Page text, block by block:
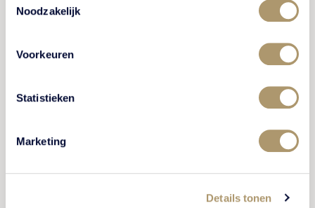
Noodzakelijk
Voorkeuren
Statistieken
Marketing
Details tonen
BEKIJK ACTIVITEIT
WELLNESS EN ZWEMMEN